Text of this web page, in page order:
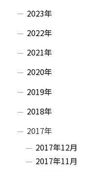
2023年
2022年
2021年
2020年
2019年
2018年
2017年
2017年12月
2017年11月